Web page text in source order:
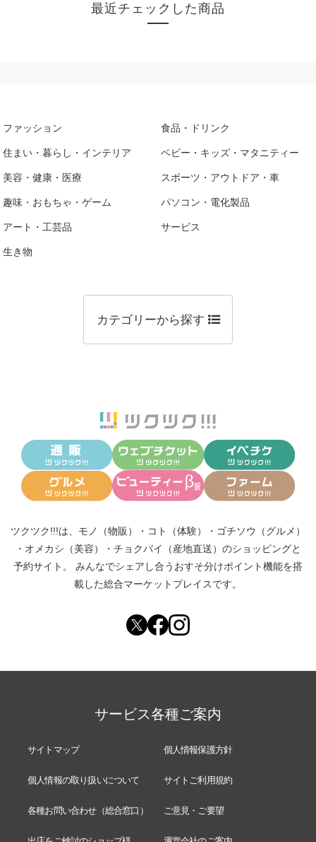
最近チェックした商品
ファッション 食品・ドリンク
住まい・暮らし・インテリア ベビー・キッズ・マタニティー
美容・健康・医療 スポーツ・アウトドア・車
趣味・おもちゃ・ゲーム パソコン・電化製品
アート・工芸品 サービス
生き物
カテゴリーから探す
ツクツク!!!は、 モノ（物販） ・ コト（体験） ・ ゴチソウ（グルメ）
・ オメカシ（美容） ・ チョクバイ（産地直送） のショッピングと
予約サイト。
みんなでシェアし合う おすそ分けポイント機能を搭
載した総合マーケットプレイスです。
サービス各種ご案内
サイトマップ 個人情報保護方針
個人情報の取り扱いについて サイトご利用規約
各種お問い合わせ（総合窓口） ご意見・ご要望